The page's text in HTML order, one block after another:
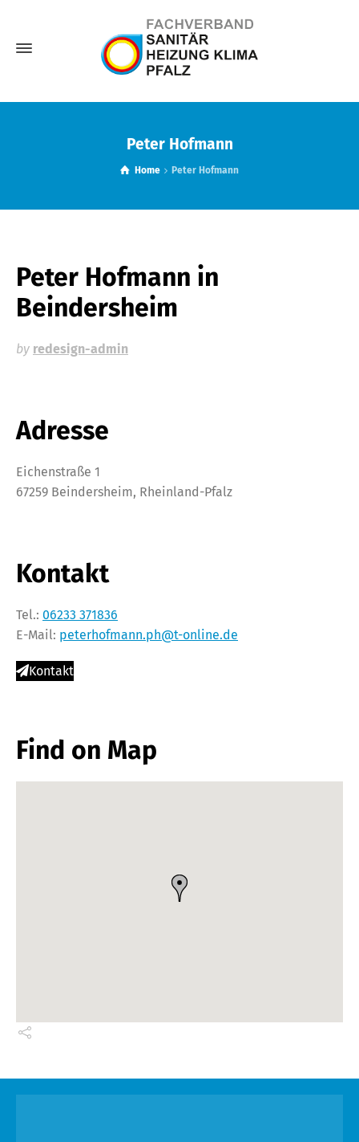
Peter Hofmann
Home Peter Hofmann
Peter Hofmann in
Beindersheim
by redesign-admin
Adresse
Eichenstraße 1
67259 Beindersheim, Rheinland-Pfalz
Kontakt
Tel.: 06233 371836
E-Mail: peterhofmann.ph@t-online.de
Kontakt
Find on Map